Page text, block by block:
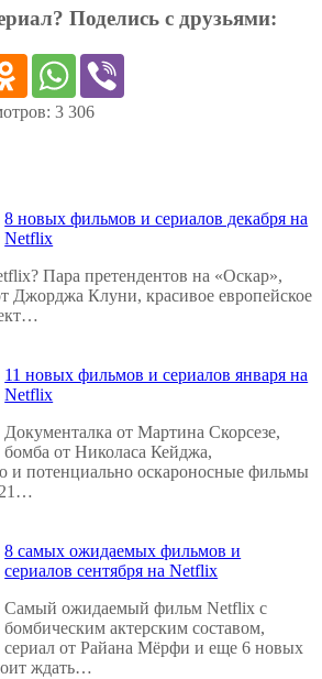
Поделись с друзьями:
3 306
8 новых фильмов и сериалов декабря на
Netflix
Пара претендентов на «Оскар»,
Джорджа Клуни, красивое европейское
11 новых фильмов и сериалов января на
Netflix
Документалка от Мартина Скорсезе,
бомба от Николаса Кейджа,
и потенциально оскароносные фильмы
8 самых ожидаемых фильмов и
сериалов сентября на Netflix
Самый ожидаемый фильм Netflix с
бомбическим актерским составом,
сериал от Райана Мёрфи и еще 6 новых
ждать…